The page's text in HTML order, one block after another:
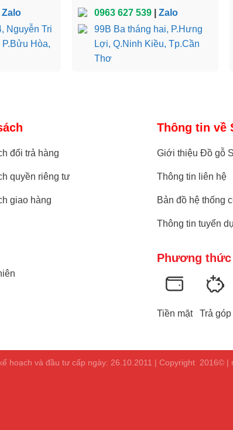
Zalo
Nguyễn Tri
Hòa,
0963 627 539 |Zalo
99B Ba tháng hai, P.Hưng
Lợi, Q.Ninh Kiều, Tp.Cần
Thơ
đổi trả hàng
quyền riêng tư
giao hàng
Thông tin về
Giới thiệu Đồ gỗ
Thông tin liên hệ
Bản đồ hệ thống
Thông tin tuyển
Phương
Tiền mặt Trả góp
hoạch và đầu tư cấp ngày: 26.10.2011 | Copyright 2016© |